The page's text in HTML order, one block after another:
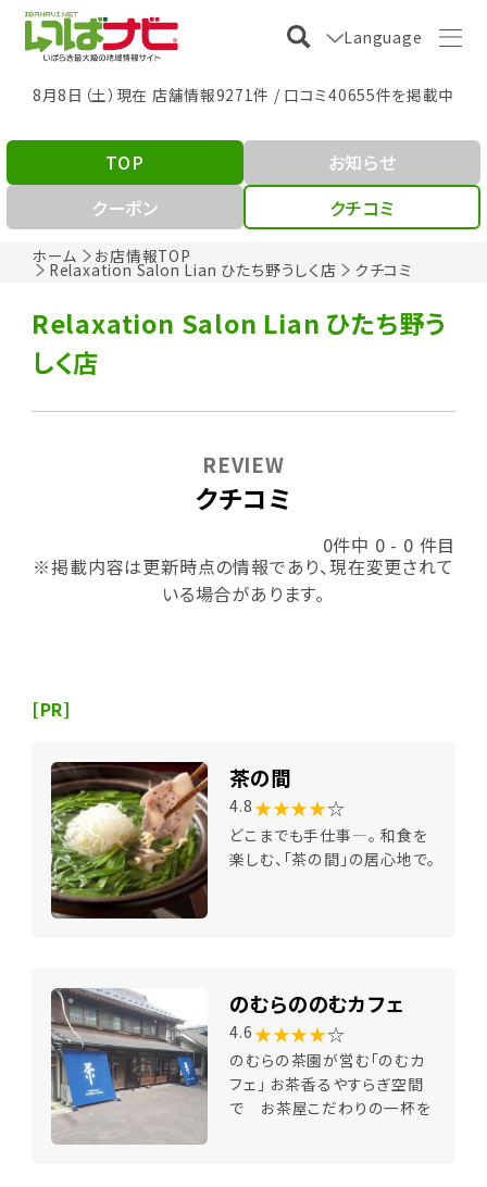
Language
8月8日（土）現在 店舗情報9271件 / 口コミ40655件を掲載中
ホーム お店情報TOP
Relaxation Salon Lian ひたち野うしく店 クチコミ
TOP
お知らせ
クーポン
クチコミ
Relaxation Salon Lian ひたち野う
しく店
クチコミ
REVIEW
0件中 0 - 0 件目
※掲載内容は更新時点の情報であり、現在変更されて
いる場合があります。
[PR]
茶の間
4.8 ★★★★☆
どこまでも手仕事―。 和食を
楽しむ、「茶の間」の居心地で。
のむらののむカフェ
4.6 ★★★★☆
のむらの茶園が営む「のむカ
フェ」 お茶香るやすらぎ空間
で お茶屋こだわりの一杯を